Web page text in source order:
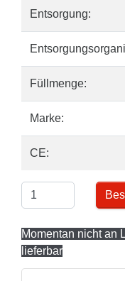
Entsorgung:
Füllmenge:
Marke:
CE:
Momentan nicht an
lieferbar